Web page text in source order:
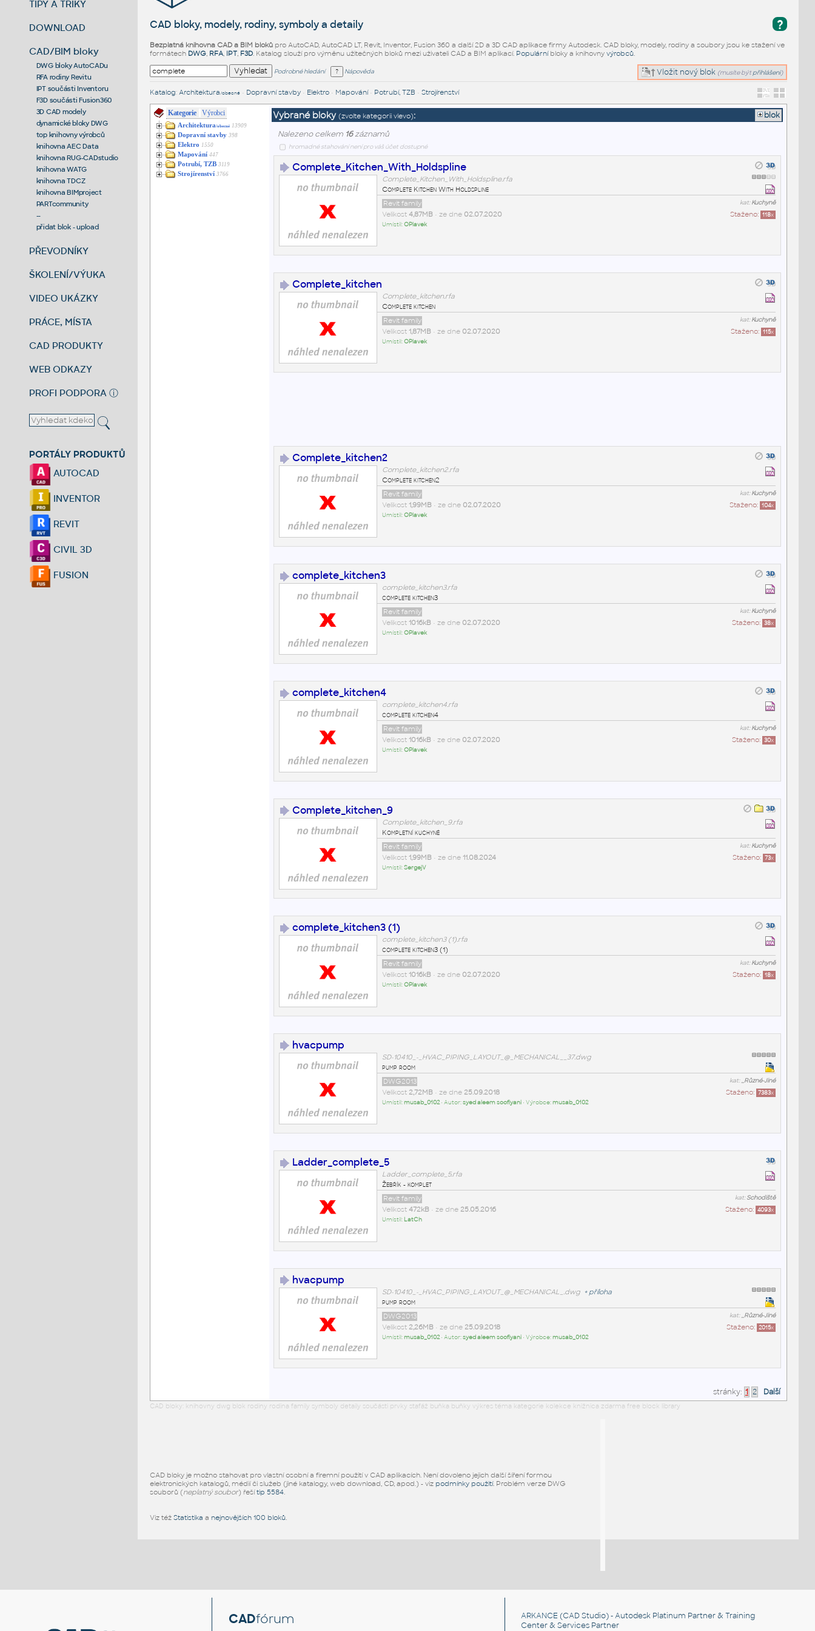
TIPY A TRIKY
DOWNLOAD
CAD/BIM bloky
DWG bloky AutoCADu
RFA rodiny Revitu
IPT součásti Inventoru
F3D součásti Fusion360
3D CAD modely
dynamické bloky DWG
top knihovny výrobců
knihovna AEC Data
knihovna RUG-CADstudio
knihovna WATG
knihovna TDCZ
knihovna BIMproject
PARTcommunity
--
přidat blok - upload
PŘEVODNÍKY
ŠKOLENÍ/VÝUKA
VIDEO UKÁZKY
PRÁCE, MÍSTA
CAD PRODUKTY
WEB ODKAZY
PROFI PODPORA ⓘ
PORTÁLY PRODUKTŮ
AUTOCAD
INVENTOR
REVIT
CIVIL 3D
FUSION
?
CAD bloky, modely, rodiny, symboly a detaily
Bezplatná knihovna CAD a BIM blokůpro AutoCAD, AutoCAD LT, Revit, Inventor, Fusion 360 a další 2D a 3D CAD aplikace firmy Autodesk. CAD bloky, modely, rodiny a soubory jsou ke stažení ve
formátech DWG, RFA, IPT, F3D. Katalog slouží pro výměnu užitečných bloků mezi uživateli CAD a BIM aplikací. Populárníbloky a knihovny výrobců.
Vložit nový blok (musíte být přihlášeni)
Podrobné hledání Nápověda
Katalog: Architektura /obecné• Dopravní stavby• Elektro• Mapování• Potrubí, TZB • Strojírenství
Kategorie Výrobci
Architektura/obecné 13909
Dopravní stavby 398
Elektro 1550
Mapování 447
Potrubí, TZB 3119
Strojírenství 3766
Vybrané bloky (zvolte kategorii vlevo):
blok
Nalezeno celkem 16záznamů
hromadné stahování není pro váš účet dostupné
Complete_Kitchen_With_Holdspline
Complete_Kitchen_With_Holdspline.rfa
Complete Kitchen With Holdspline
kat:Kuchyně
Revit family
Staženo: 118x
Velikost 4,87MB• ze dne 02.07.2020
Umístil:OPlavek
Complete_kitchen
Complete_kitchen.rfa
Complete kitchen
kat:Kuchyně
Revit family
Staženo: 115x
Velikost 1,87MB• ze dne 02.07.2020
Umístil:OPlavek
Complete_kitchen2
Complete_kitchen2.rfa
Complete kitchen2
kat:Kuchyně
Revit family
Staženo: 104x
Velikost 1,99MB• ze dne 02.07.2020
Umístil:OPlavek
complete_kitchen3
complete_kitchen3.rfa
complete kitchen3
kat:Kuchyně
Revit family
Staženo: 38x
Velikost 1016kB• ze dne 02.07.2020
Umístil:OPlavek
complete_kitchen4
complete_kitchen4.rfa
complete kitchen4
kat:Kuchyně
Revit family
Staženo: 30x
Velikost 1016kB• ze dne 02.07.2020
Umístil:OPlavek
Complete_kitchen_9
Complete_kitchen_9.rfa
Kompletní kuchyně
kat:Kuchyně
Revit family
Staženo: 73x
Velikost 1,99MB• ze dne 11.08.2024
Umístil:SergejV
complete_kitchen3 (1)
complete_kitchen3 (1).rfa
complete kitchen3 (1)
kat:Kuchyně
Revit family
Staženo: 18x
Velikost 1016kB• ze dne 02.07.2020
Umístil:OPlavek
hvacpump
SD-10410_-_HVAC_PIPING_LAYOUT_@_MECHANICAL__37.dwg
pump room
kat:_Různé-Jiné
DWG2013
Staženo: 7383x
Velikost 2,72MB• ze dne 25.09.2018
Umístil:musab_0102• Autor:syed aleem soofiyani• Výrobce:musab_0102
Ladder_complete_5
Ladder_complete_5.rfa
Žebřík - komplet
kat:Schodiště
Revit family
Staženo: 4093x
Velikost 472kB• ze dne 25.05.2016
Umístil: LatCh
hvacpump
SD-10410_-_HVAC_PIPING_LAYOUT_@_MECHANICAL_.dwg + příloha
pump room
kat:_Různé-Jiné
DWG2013
Staženo: 2015x
Velikost 2,26MB• ze dne 25.09.2018
Umístil:musab_0102• Autor:syed aleem soofiyani• Výrobce:musab_0102
stránky: 1 2 Další
CAD bloky: knihovny dwg blok rodiny rodina family symboly detaily součásti prvky stafáž buňka buňky výkres téma kategorie kolekce knižnica zdarma free block library
CAD bloky je možno stahovat pro vlastní osobní a firemní použití v CAD aplikacích. Není dovoleno jejich další šíření formou
elektronických katalogů, médií či služeb (jiné katalogy, web download, CD, apod.) - viz podmínky použití. Problém verze DWG
souborů (neplatný soubor) řešítip 5584.
Viz též Statistika a nejnovějších 100 bloků.
CADfórum ARKANCE (CAD Studio) - Autodesk Platinum Partner & Training
Center & Services Partner